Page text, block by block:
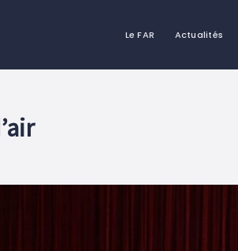
Le FAR Actualités